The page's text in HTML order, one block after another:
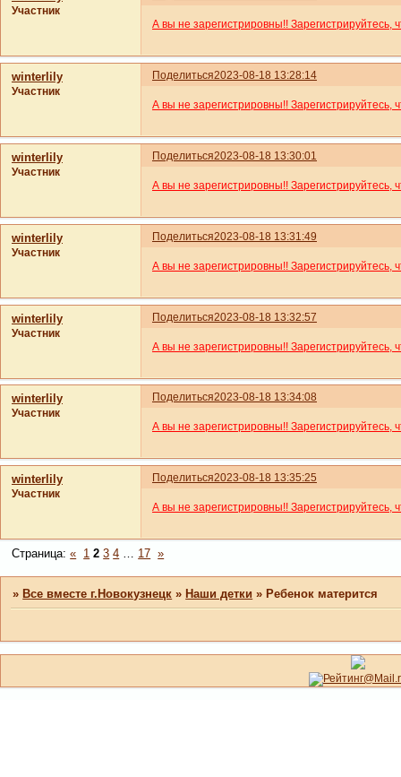
Участник
А вы не зарегистрировны!! Зарегистрируйтесь,
Поделиться2023-08-18 13:28:14
winterlily
Участник
А вы не зарегистрировны!! Зарегистрируйтесь,
Поделиться2023-08-18 13:30:01
winterlily
Участник
А вы не зарегистрировны!! Зарегистрируйтесь,
Поделиться2023-08-18 13:31:49
winterlily
Участник
А вы не зарегистрировны!! Зарегистрируйтесь,
Поделиться2023-08-18 13:32:57
winterlily
Участник
А вы не зарегистрировны!! Зарегистрируйтесь,
Поделиться2023-08-18 13:34:08
winterlily
Участник
А вы не зарегистрировны!! Зарегистрируйтесь,
Поделиться2023-08-18 13:35:25
winterlily
Участник
А вы не зарегистрировны!! Зарегистрируйтесь,
Страница:« 1 2 3 4 17 »
»Все вместе г.Новокузнецк »Наши детки »Ребенок матерится